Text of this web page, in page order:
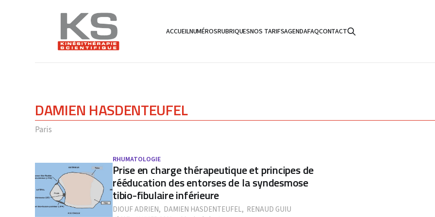
ACCUEILNUMÉROSRUBRIQUESNOS TARIFSAGENDAFAQCONTACT
DAMIEN HASDENTEUFEL
Paris
RHUMATOLOGIE
Prise en charge thérapeutique et principes de
rééducation des entorses de la syndesmose
tibio-fibulaire inférieure
DIOUF ADRIEN, DAMIEN HASDENTEUFEL, RENAUD GUIU